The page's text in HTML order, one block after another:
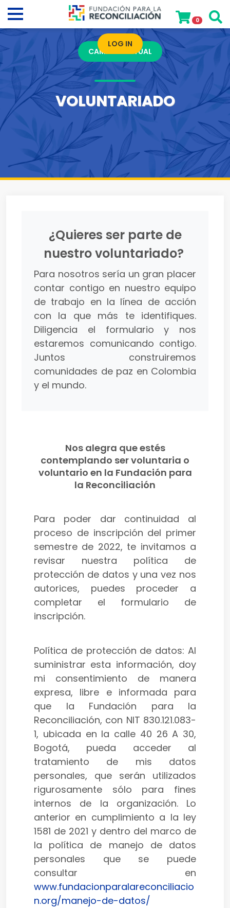
VOLUNTARIADO
¿Quieres ser parte de
nuestro voluntariado?
Para nosotros sería un gran placer
contar contigo en nuestro equipo
de trabajo en la línea de acción
con la que más te identifiques.
Diligencia el formulario y nos
estaremos comunicando contigo.
Juntos construiremos
comunidades de paz en Colombia
y el mundo.
Nos alegra que estés
contemplando ser voluntaria o
voluntario en la Fundación para
la Reconciliación
Para poder dar continuidad al
proceso de inscripción del primer
semestre de 2022, te invitamos a
revisar nuestra política de
protección de datos y una vez nos
autorices, puedes proceder a
completar el formulario de
inscripción.
Política de protección de datos: Al
suministrar esta información, doy
mi consentimiento de manera
expresa, libre e informada para
que la Fundación para la
Reconciliación, con NIT 830.121.083-
1, ubicada en la calle 40 26 A 30,
Bogotá, pueda acceder al
tratamiento de mis datos
personales, que serán utilizados
rigurosamente sólo para fines
internos de la organización. Lo
anterior en cumplimiento a la ley
1581 de 2021 y dentro del marco de
la política de manejo de datos
personales que se puede
consultar en
www.fundacionparalareconciliacio
n.org/manejo-de-datos/
0
CAMPUS VIRTUAL
LOG IN